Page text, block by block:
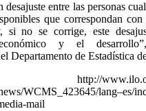
desajuste entre las personas
que correspondan
si no se corrige, este
y el
Departamento de Estadística
www.ilo.org/
WCMS_423645/lang–es/
mail